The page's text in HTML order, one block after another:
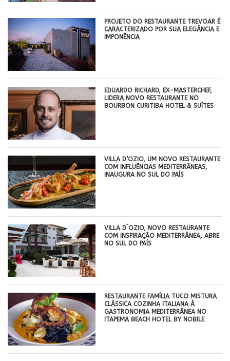
PROJETO DO RESTAURANTE TREVOAR É
CARACTERIZADO POR SUA ELEGÂNCIA E
IMPONÊNCIA
EDUARDO RICHARD, EX-MASTERCHEF,
LIDERA NOVO RESTAURANTE NO
BOURBON CURITIBA HOTEL & SUÍTES
VILLA D’OZIO, UM NOVO RESTAURANTE
COM INFLUÊNCIAS MEDITERRÂNEAS,
INAUGURA NO SUL DO PAÍS
VILLA D´OZIO, NOVO RESTAURANTE
COM INSPIRAÇÃO MEDITERRÂNEA, ABRE
NO SUL DO PAÍS
RESTAURANTE FAMÍLIA TUCCI MISTURA
CLÁSSICA COZINHA ITALIANA À
GASTRONOMIA MEDITERRÂNEA NO
ITAPEMA BEACH HOTEL BY NOBILE